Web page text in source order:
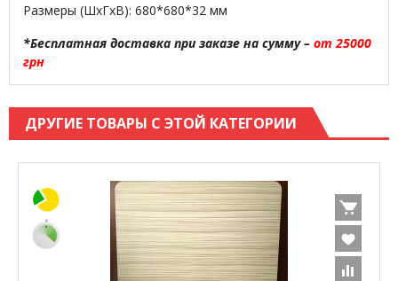
Размеры (ШхГхВ): 680*680*32 мм
*Бесплатная доставка при заказе на сумму – от 25000
грн
ДРУГИЕ ТОВАРЫ С ЭТОЙ КАТЕГОРИИ